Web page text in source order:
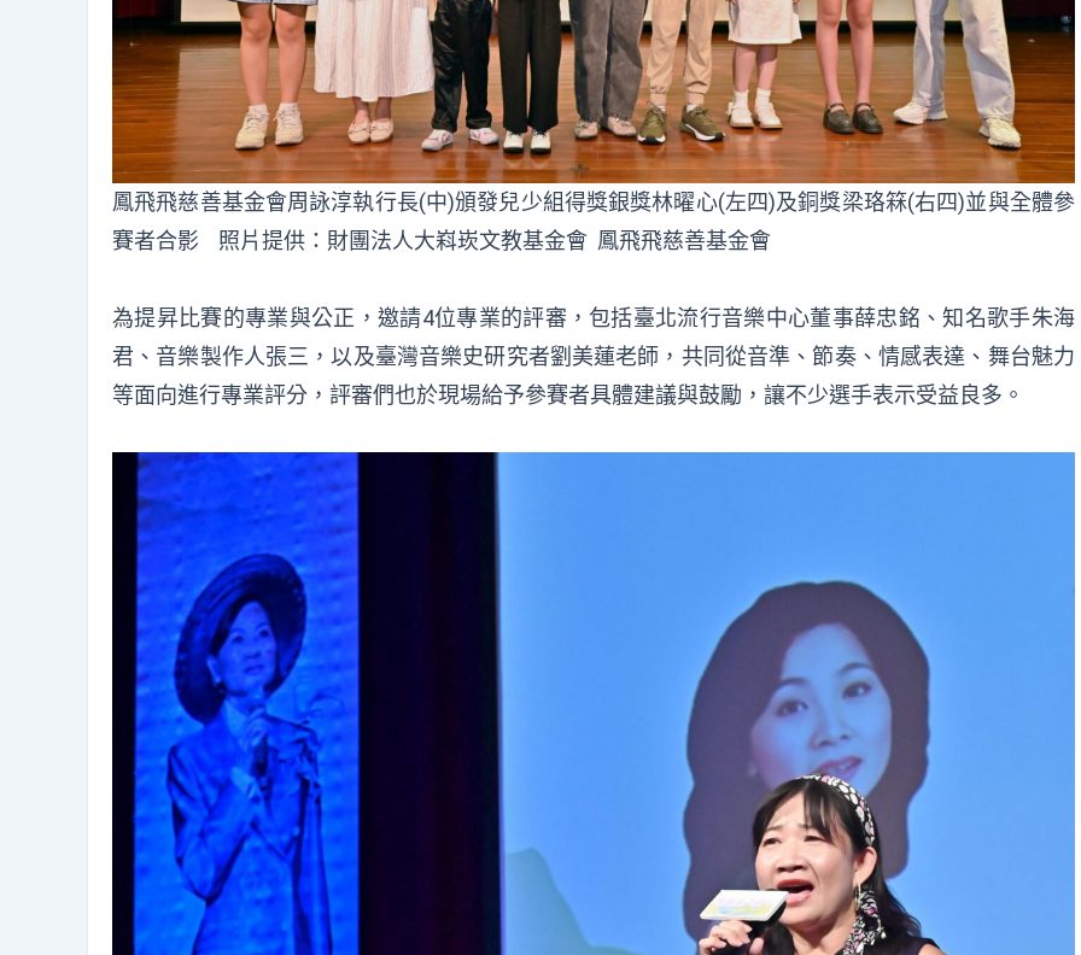
鳳飛飛慈善基金會周詠淳執行長(中)頒發兒少組得獎銀獎林曜心(左四)及銅獎梁珞箖(右四)並與全體參
賽者合影 照片提供：財團法人大嵙崁文教基金會 鳳飛飛慈善基金會
為提昇比賽的專業與公正，邀請4位專業的評審，包括臺北流行音樂中心董事薛忠銘、知名歌手朱海
君、音樂製作人張三，以及臺灣音樂史研究者劉美蓮老師，共同從音準、節奏、情感表達、舞台魅力
等面向進行專業評分，評審們也於現場給予參賽者具體建議與鼓勵，讓不少選手表示受益良多。